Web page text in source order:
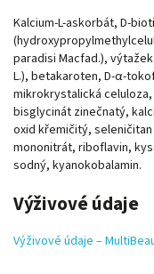
Kalcium-L-askorbát, D-
paradisi Macfad.),
L.), betakaroten, D-α-
mikrokrystalická
bisglycinát zinečnatý,
oxid křemičitý,
mononitrát, riboflavin,
sodný, kyanokobalamin.
Výživové údaje
Výživové údaje –